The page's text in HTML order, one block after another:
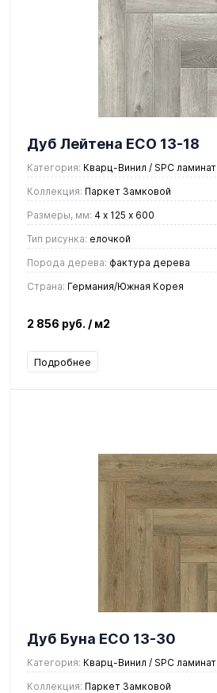
Дуб Лейтена ЕСО 13-18
Категория: Кварц-Винил / SPC ламинат
Коллекция: Паркет Замковой
Размеры, мм: 4 х 125 х 600
Тип рисунка: елочкой
Порода дерева: фактура дерева
Страна: Германия/Южная Корея
2 856 руб. / м2
Подробнее
Дуб Буна ЕСО 13-30
Категория: Кварц-Винил / SPC ламинат
Коллекция: Паркет Замковой